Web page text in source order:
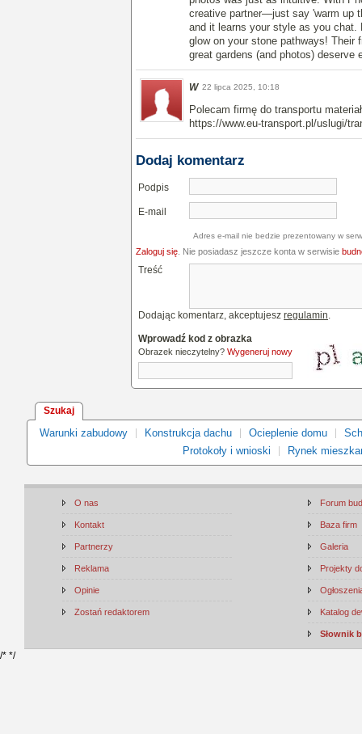
creative partner—just say 'warm up
and it learns your style as you chat.
glow on your stone pathways!
great gardens (and photos)
W 22 lipca 2025, 10:18
Polecam firmę do transportu
https://www.eu-transport.pl/uslugi/
Dodaj komentarz
Podpis
E-mail
Adres e-mail nie bedzie prezentowany w
Zaloguj się . Nie posiadasz jeszcze konta w serwisie
Treść
Dodając komentarz, akceptujesz regulamin.
Wprowadź kod z obrazka
Obrazek nieczytelny? Wygeneruj nowy
Szukaj
Warunki zabudowy Konstrukcja dachu Ocieplenie domu
Protokoły i wnioski
Rynek
O nas
Kontakt
Partnerzy
Reklama
Opinie
Zostań redaktorem
Forum
Baza firm
Galeria
Projekty
Katalog
Słownik
/* */